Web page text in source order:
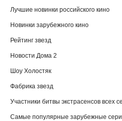
Лучшие новинки российского кино
Новинки зарубежного кино
Рейтинг звезд
Новости Дома 2
Шоу Холостяк
Фабрика звезд
Участники битвы экстрасенсов всех
Самые популярные зарубежные